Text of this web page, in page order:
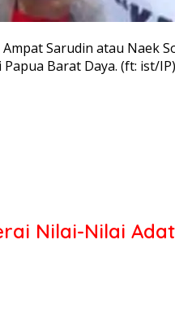
Sarudin atau Naek
Barat Daya. (ft: ist/IP)
Nilai-Nilai